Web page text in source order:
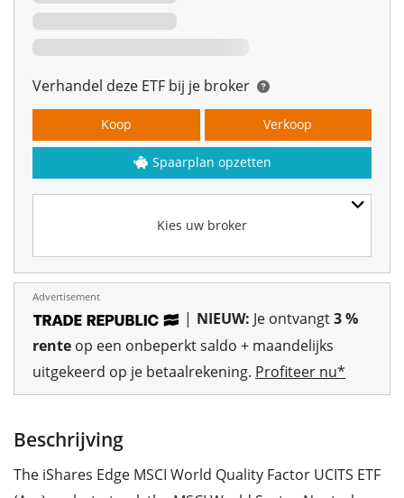
Verhandel deze ETF bij je broker
Kies uw broker
Koop Verkoop
Spaarplan opzetten
Advertisement
| NIEUW: Je ontvangt3 %
rente op een onbeperkt saldo + maandelijks
uitgekeerd op je betaalrekening. Profiteer nu*
Beschrijving
The iShares Edge MSCI World Quality Factor UCITS ETF